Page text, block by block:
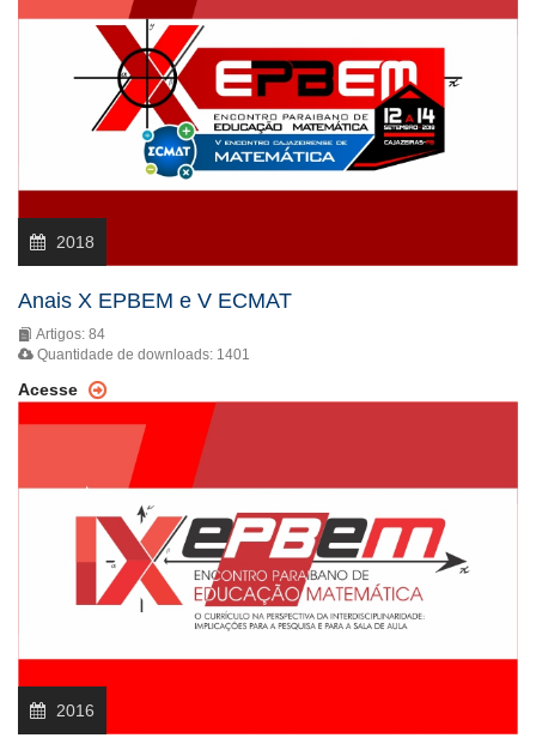
2018
Anais X EPBEM e V ECMAT
Artigos: 84
Quantidade de downloads: 1401
Acesse
2016